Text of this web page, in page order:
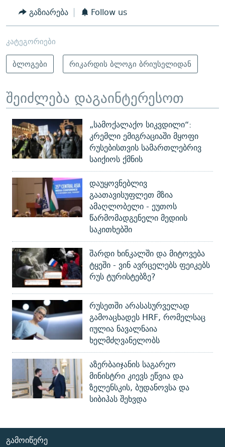
გაზიარება Follow us
კატეგორიები
ბლოგები
რიკარდის ბლოგი ბრიუსელიდან
შეიძლება დაგაინტერესოთ
„სამოქალაქო სიკვდილი“:
კრემლი ემიგრაციაში მყოფი
რუსებისთვის სამართლებრივ
საიქიოს ქმნის
დაუყოვნებლივ
გაათავისუფლეთ მზია
ამაღლობელი - ეუთოს
წარმომადგენელი მედიის
საკითხებში
შარდი ხინკალში და მიტოვება
ტყეში - ვინ ავრცელებს ფეიკებს
რუს ტურისტებზე?
რუსეთში არასასურველად
გამოაცხადეს HRF, რომელსაც
იულია ნავალნაია
ხელმძღვანელობს
აზერბაიჯანის საგარეო
მინისტრი კიევს ეწვია და
ზელენსკის, ბუდანოვსა და
სიბიჰას შეხვდა
ᲒᲐᲛᲝᲘᲬᲔᲠᲔ